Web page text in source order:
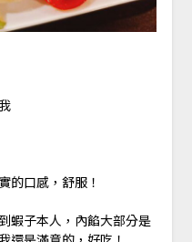
的口感，舒服！
蝦子本人，內餡大部分是